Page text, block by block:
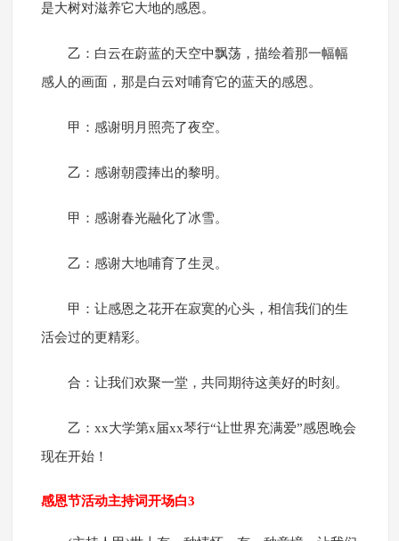
是大树对滋养它大地的感恩。
乙：白云在蔚蓝的天空中飘荡，描绘着那一幅幅
感人的画面，那是白云对哺育它的蓝天的感恩。
甲：感谢明月照亮了夜空。
乙：感谢朝霞捧出的黎明。
甲：感谢春光融化了冰雪。
乙：感谢大地哺育了生灵。
甲：让感恩之花开在寂寞的心头，相信我们的生
活会过的更精彩。
合：让我们欢聚一堂，共同期待这美好的时刻。
乙：xx大学第x届xx琴行“让世界充满爱”感恩晚会
现在开始！
感恩节活动主持词开场白3